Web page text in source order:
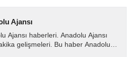
Ajansı
Ajansı haberleri. Anadolu Ajansı
gelişmeleri. Bu haber Anadolu